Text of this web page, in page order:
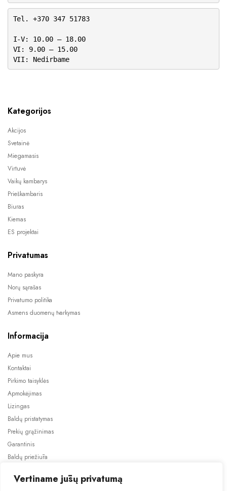
Vertiname jūsų privatumą
Tel. +370 347 51783
I-V: 10.00 – 18.00
VI: 9.00 – 15.00
VII: Nedirbame
Kategorijos
Akcijos
Svetainė
Miegamasis
Virtuvė
Vaikų kambarys
Prieškambaris
Biuras
Kiemas
ES projektai
Privatumas
Mano paskyra
Norų sąrašas
Privatumo politika
Asmens duomenų tvarkymas
Informacija
Apie mus
Kontaktai
Pirkimo taisyklės
Apmokėjimas
Lizingas
Baldų pristatymas
Prekių grąžinimas
Garantinis
Baldų priežiūra